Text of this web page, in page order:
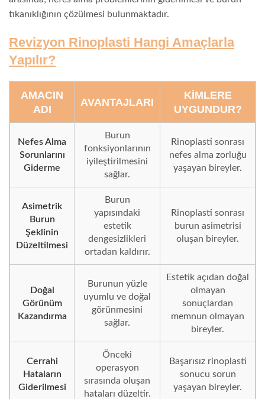
tıkanıklığının çözülmesi bulunmaktadır.
Revizyon Rinoplasti Hangi Amaçlarla
Yapılır?
AMACIN
ADI
AVANTAJLARI
KIMLERE
UYGUNDUR?
Nefes Alma
Sorunlarını
Giderme
Burun
fonksiyonlarının
iyileştirilmesini
sağlar.
Rinoplasti sonrası
nefes alma zorluğu
yaşayan bireyler.
Asimetrik
Burun
Şeklinin
Düzeltilmesi
Burun
yapısındaki
estetik
dengesizlikleri
ortadan kaldırır.
Rinoplasti sonrası
burun asimetrisi
oluşan bireyler.
Doğal
Görünüm
Kazandırma
Burunun yüzle
uyumlu ve doğal
görünmesini
sağlar.
Estetik açıdan doğal
olmayan
sonuçlardan
memnun olmayan
bireyler.
Cerrahi
Hataların
Giderilmesi
Önceki
operasyon
sırasında oluşan
hataları düzeltir.
Başarısız rinoplasti
sonucu sorun
yaşayan bireyler.